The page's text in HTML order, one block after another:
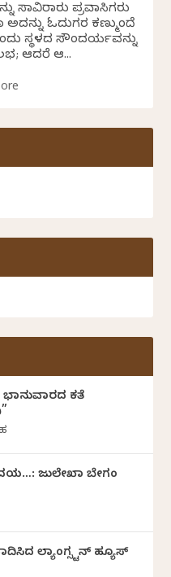
ಸಾವಿರಾರು ಪ್ರವಾಸಿಗರು
ಓದುಗರ ಕಣ್ಮುಂದೆ
ಸ್ಥಳದ ಸೌಂದರ್ಯವನ್ನು
ಆದರೆ ಆ...
ಕತೆ
ಜುಲೇಖಾ ಬೇಗಂ
ಲ್ಯಾಂಗ್ಸ್ಟನ್ ಹ್ಯೂಸ್